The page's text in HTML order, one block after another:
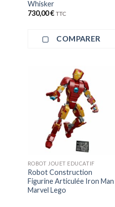
Whisker
730,00€ TTC
COMPARER
ROBOT JOUET EDUCATIF
Robot Construction
Figurine Articulée Iron Man
Marvel Lego